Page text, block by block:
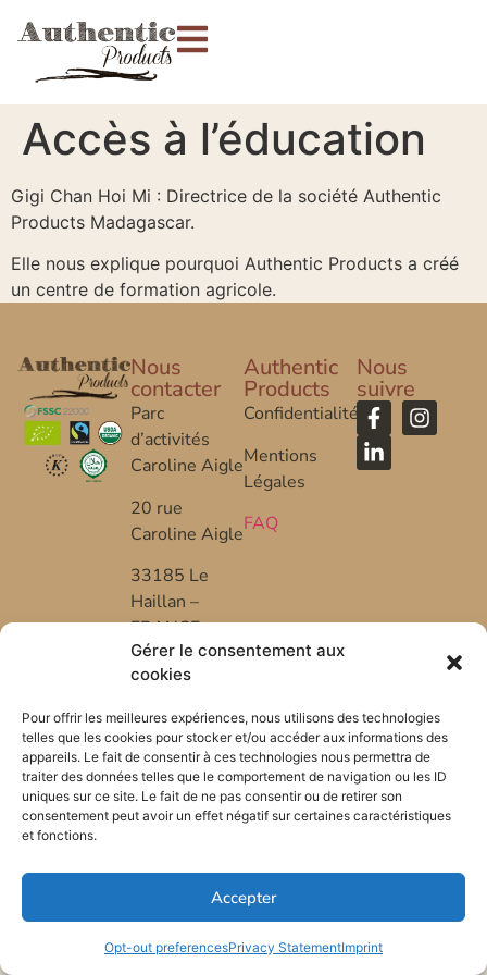
Gérer le consentement aux
cookies
Pour offrir les meilleures expériences, nous utilisons des technologies
telles que les cookies pour stocker et/ou accéder aux informations des
appareils. Le fait de consentir à ces technologies nous permettra de
traiter des données telles que le comportement de navigation ou les ID
uniques sur ce site. Le fait de ne pas consentir ou de retirer son
consentement peut avoir un effet négatif sur certaines caractéristiques
et fonctions.
Accepter
Opt-out preferencesPrivacy StatementImprint
Accès à l’éducation
Gigi Chan Hoi Mi : Directrice de la société Authentic
Products Madagascar.
Elle nous explique pourquoi Authentic Products a créé
un centre de formation agricole.
Nous
contacter
Parc
d’activités
Caroline Aigle
20 rue
Caroline Aigle
33185 Le
Haillan –
FRANCE
+33 (0) 5 57
*FR-BIO-01
Authentic
Products
Confidentialité
Mentions
Légales
FAQ
Nous
suivre